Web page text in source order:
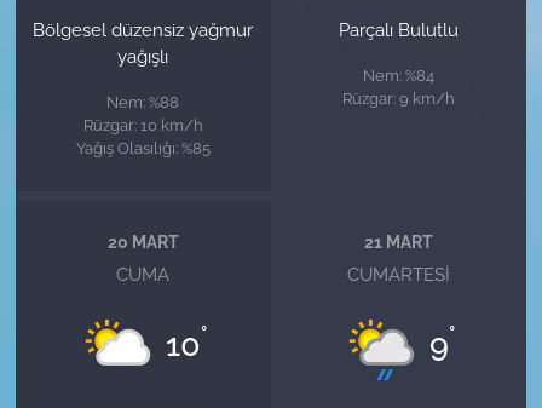
Bölgesel düzensiz yağmur
yağışlı
Nem: %88
Rüzgar: 10 km/h
Yağış Olasılığı: %85
Parçalı Bulutlu
Nem: %84
Rüzgar: 9 km/h
20 MART
CUMA
10°
21 MART
CUMARTESI
9°